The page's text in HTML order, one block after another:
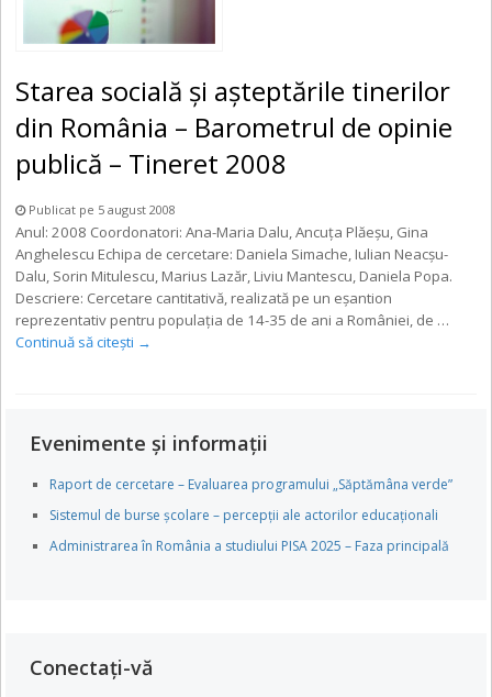
Starea socială şi aşteptările tinerilor
din România – Barometrul de opinie
publică – Tineret 2008
Publicat pe 5 august 2008
Anul: 2008 Coordonatori: Ana-Maria Dalu, Ancuţa Plăeşu, Gina
Anghelescu Echipa de cercetare: Daniela Simache, Iulian Neacşu-
Dalu, Sorin Mitulescu, Marius Lazăr, Liviu Mantescu, Daniela Popa.
Descriere: Cercetare cantitativă, realizată pe un eşantion
reprezentativ pentru populaţia de 14-35 de ani a României, de …
Continuă să citești →
Evenimente și informații
Raport de cercetare – Evaluarea programului „Săptămâna verde”
Sistemul de burse școlare – percepții ale actorilor educaționali
Administrarea în România a studiului PISA 2025 – Faza principală
Conectați-vă